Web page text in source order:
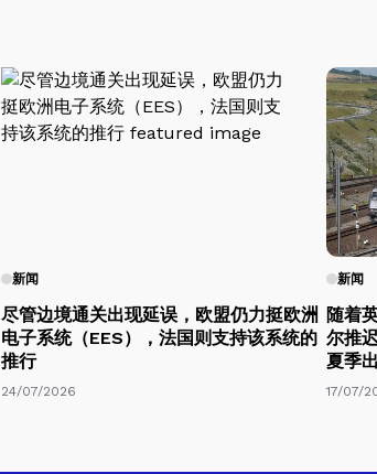
新闻
尽管边境通关出现延误，欧盟仍力挺欧洲
电子系统（EES），法国则支持该系统的
推行
24/07/2026
新闻
随着
尔推
夏季
17/07/